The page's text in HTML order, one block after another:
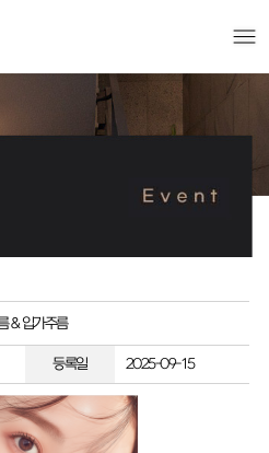
& 입가주름
등록일 2025-09-15